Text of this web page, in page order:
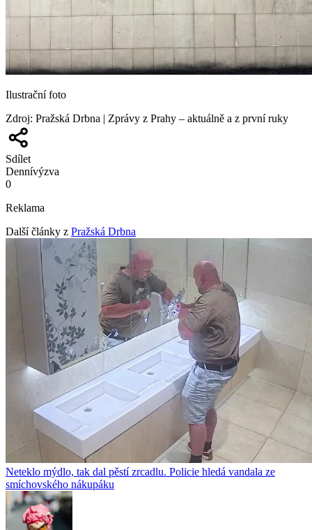
Ilustrační foto
Zdroj: Pražská Drbna | Zprávy z Prahy – aktuálně a z první ruky
Sdílet
Dennívýzva
0
Reklama
Další články z Pražská Drbna
Neteklo mýdlo, tak dal pěstí zrcadlu. Policie hledá vandala ze
smíchovského nákupáku